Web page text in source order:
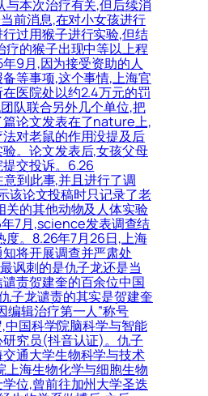
与本次治疗有关,但后续消
前消息,在对小女孩进行
过用猴子进行实验,但结
疗的猴子出现中等以上程
9月,因为接受资助的人
等事项,这个事情,上海官
医院处以约2.4万元的罚
队联合另外几个单位,把
论文发表在了nature上,
对老鼠的作用没提及后
。论文发表后,女孩父母
交投诉。6.26
到此事,并且进行了调
该论文投稿时只记录了老
关的其他动物及人体实验
7月,science发表调查结
度。8.26年7月26日,上海
将开展调查并严肃处
讽刺的是仇子龙还是当
责贺建奎的百余位中国
子龙谴责的其实是贺建奎
编辑治疗第一人”称号
国科学院脑科学与智能
究员(抖音认证)。仇子
通大学生物科学与技术
上海生物化学与细胞生物
位,曾前往加州大学圣迭